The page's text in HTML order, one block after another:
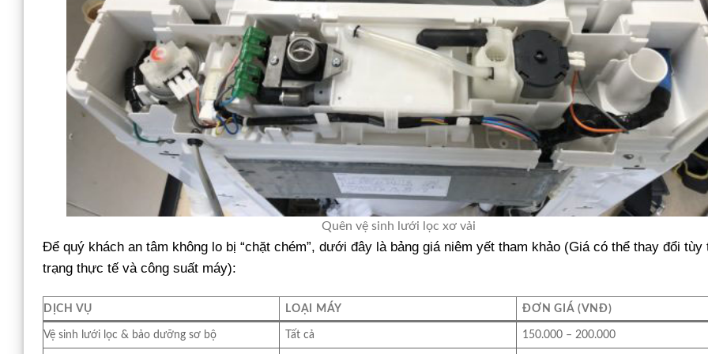
Quên vệ sinh lưới lọc xơ vải
Để quý khách an tâm không lo bị “chặt chém”, dưới đây là bảng giá niêm yết tham khảo (Giá có thể thay đổi tùy
trạng thực tế và công suất máy):
DỊCH VỤ LOẠI MÁY ĐƠN GIÁ (VNĐ)
Vệ sinh lưới lọc & bảo dưỡng sơ bộ Tất cả 150.000 – 200.000